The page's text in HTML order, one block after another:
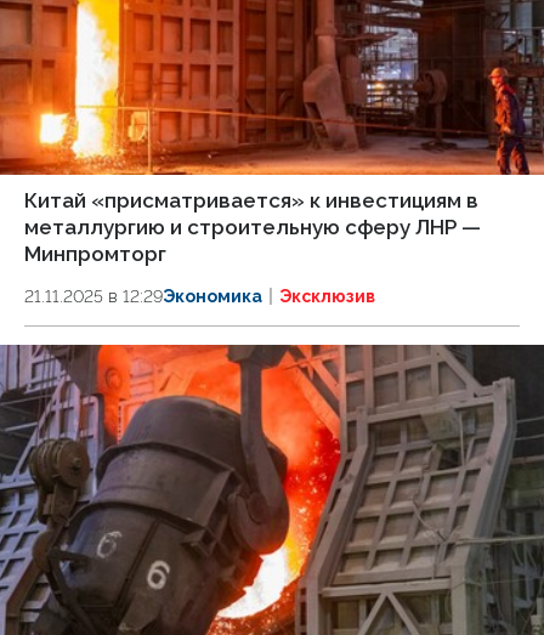
Китай «присматривается» к инвестициям в
металлургию и строительную сферу ЛНР —
Минпромторг
21.11.2025 в 12:29Экономика Эксклюзив